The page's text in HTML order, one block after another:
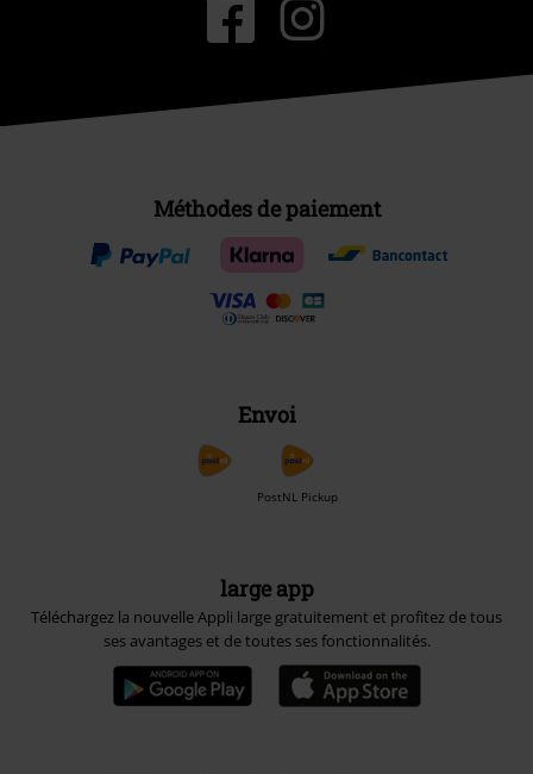
Méthodes de paiement
Envoi
PostNL Pickup
large app
Téléchargez la nouvelle Appli large gratuitement et profitez de tous
ses avantages et de toutes ses fonctionnalités.